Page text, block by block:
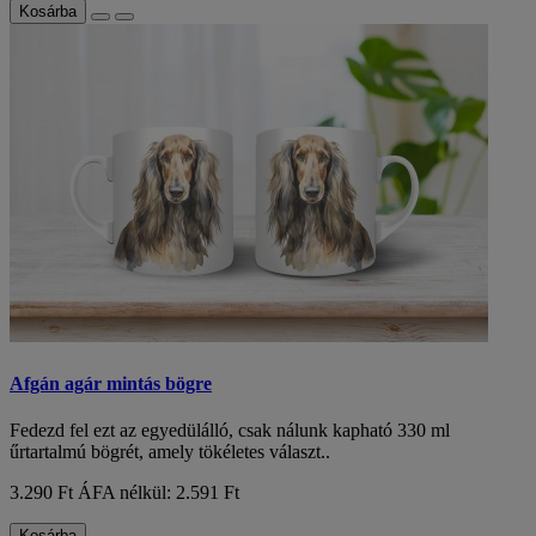
Kosárba
Afgán agár mintás bögre
Fedezd fel ezt az egyedülálló, csak nálunk kapható 330 ml
űrtartalmú bögrét, amely tökéletes választ..
3.290 FtÁFA nélkül: 2.591 Ft